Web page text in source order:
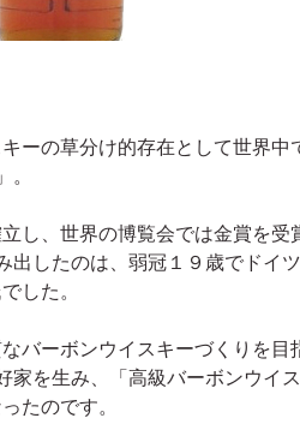
ーの草分け的存在として世界中
し、世界の博覧会では金賞を受
出したのは、弱冠１９歳でドイ
した。
バーボンウイスキーづくりを目
を生み、「高級バーボンウイ
たのです。